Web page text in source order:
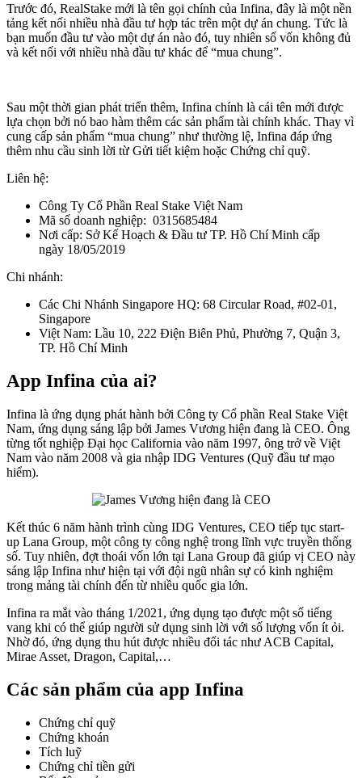
Trước đó, RealStake mới là tên gọi chính của Infina, đây là một nền
tảng kết nối nhiều nhà đầu tư hợp tác trên một dự án chung. Tức là
bạn muốn đầu tư vào một dự án nào đó, tuy nhiên số vốn không đủ
và kết nối với nhiều nhà đầu tư khác để “mua chung”.
Sau một thời gian phát triển thêm, Infina chính là cái tên mới được
lựa chọn bởi nó bao hàm thêm các sản phẩm tài chính khác. Thay vì
cung cấp sản phẩm “mua chung” như thường lệ, Infina đáp ứng
thêm nhu cầu sinh lời từ Gửi tiết kiệm hoặc Chứng chỉ quỹ.
Liên hệ:
Công Ty Cổ Phần Real Stake Việt Nam
Mã số doanh nghiệp: 0315685484
Nơi cấp: Sở Kế Hoạch & Đầu tư TP. Hồ Chí Minh cấp
ngày 18/05/2019
Chi nhánh:
Các Chi Nhánh Singapore HQ: 68 Circular Road, #02-01,
Singapore
Việt Nam: Lầu 10, 222 Điện Biên Phủ, Phường 7, Quận 3,
TP. Hồ Chí Minh
App Infina của ai?
Infina là ứng dụng phát hành bởi Công ty Cổ phần Real Stake Việt
Nam, ứng dụng sáng lập bởi James Vương hiện đang là CEO. Ông
từng tốt nghiệp Đại học California vào năm 1997, ông trở về Việt
Nam vào năm 2008 và gia nhập IDG Ventures (Quỹ đầu tư mạo
hiểm).
Kết thúc 6 năm hành trình cùng IDG Ventures, CEO tiếp tục start-
up Lana Group, một công ty công nghệ trong lĩnh vực truyền thống
số. Tuy nhiên, đợt thoái vốn lớn tại Lana Group đã giúp vị CEO này
sáng lập Infina như hiện tại với đội ngũ nhân sự có kinh nghiệm
trong mảng tài chính đến từ nhiều quốc gia lớn.
Infina ra mắt vào tháng 1/2021, ứng dụng tạo được một số tiếng
vang khi có thể giúp người sử dụng sinh lời với số lượng vốn ít ỏi.
Nhờ đó, ứng dụng thu hút được nhiều đối tác như ACB Capital,
Mirae Asset, Dragon, Capital,…
Các sản phẩm của app Infina
Chứng chỉ quỹ
Chứng khoán
Tích luỹ
Chứng chỉ tiền gửi